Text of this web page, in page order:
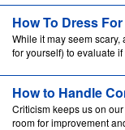
How To Dress
While it may seem
for yourself) to evaluate
How to Handle
Criticism keeps us on
room for improvement